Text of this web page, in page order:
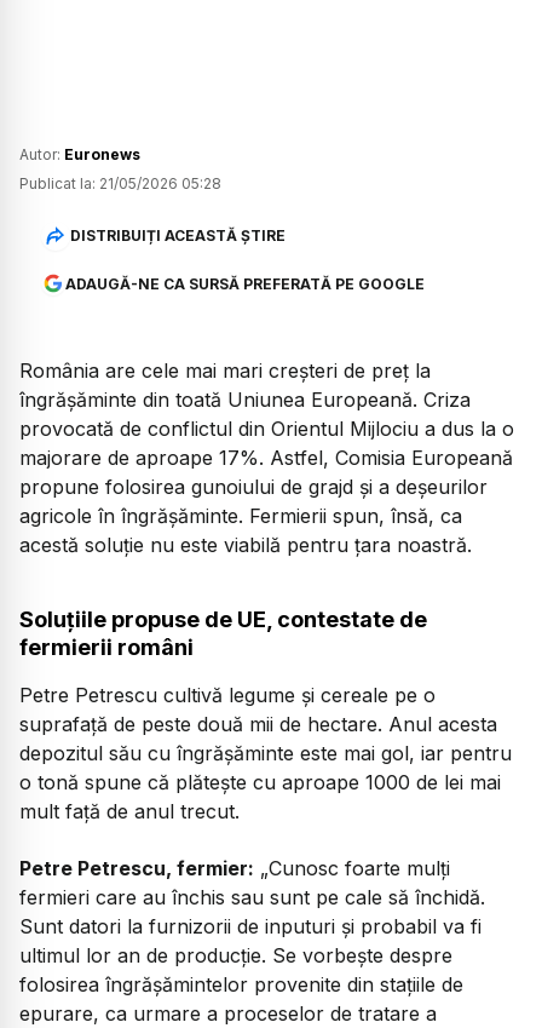
Autor: Euronews
Publicat la: 21/05/2026 05:28
DISTRIBUIȚI ACEASTĂ ȘTIRE
ADAUGĂ-NE CA SURSĂ PREFERATĂ PE GOOGLE
România are cele mai mari creșteri de preț la
îngrășăminte din toată Uniunea Europeană. Criza
provocată de conflictul din Orientul Mijlociu a dus la o
majorare de aproape 17%. Astfel, Comisia Europeană
propune folosirea gunoiului de grajd și a deșeurilor
agricole în îngrășăminte. Fermierii spun, însă, ca
acestă soluție nu este viabilă pentru țara noastră.
Soluțiile propuse de UE, contestate de
fermierii români
Petre Petrescu cultivă legume și cereale pe o
suprafață de peste două mii de hectare. Anul acesta
depozitul său cu îngrășăminte este mai gol, iar pentru
o tonă spune că plătește cu aproape 1000 de lei mai
mult față de anul trecut.
Petre Petrescu, fermier: „Cunosc foarte mulți
fermieri care au închis sau sunt pe cale să închidă.
Sunt datori la furnizorii de inputuri și probabil va fi
ultimul lor an de producție. Se vorbește despre
folosirea îngrășămintelor provenite din stațiile de
epurare, ca urmare a proceselor de tratare a